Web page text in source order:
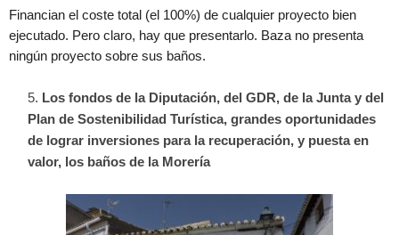
Financian el coste total (el 100%) de cualquier proyecto bien
ejecutado. Pero claro, hay que presentarlo. Baza no presenta
ningún proyecto sobre sus baños.
Los fondos de la Diputación, del GDR, de la Junta y del
Plan de Sostenibilidad Turística, grandes oportunidades
de lograr inversiones para la recuperación, y puesta en
valor, los baños de la Morería